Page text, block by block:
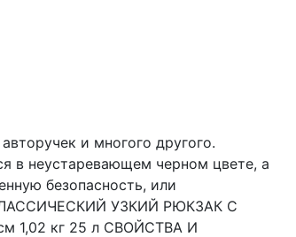
и многого другого.
в неустаревающем черном цвете, а
безопасность, или
КЛАССИЧЕСКИЙ УЗКИЙ РЮКЗАК С
1,02 кг 25 л СВОЙСТВА И